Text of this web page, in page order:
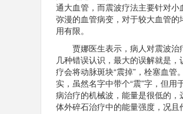
通大血管，而震波疗法主要针对小
弥漫的血管病变，对于较大血管的
用有限。
贾娜医生表示，病人对震波治
几种错误认识，最大的误解就是，
疗会将动脉斑块“震掉”，栓塞血管
实，虽然名字中带个“震”字，但用
病治疗的机械波，能量是很低的，
体外碎石治疗中的能量强度，况且